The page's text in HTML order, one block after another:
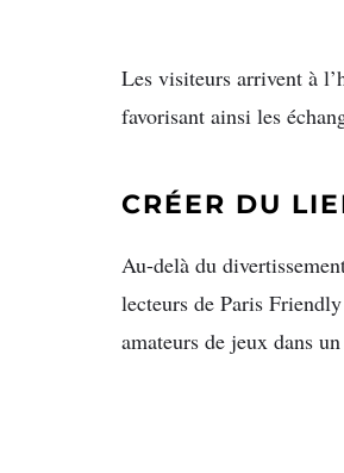
Les visiteurs arrivent à
favorisant ainsi les
CRÉER DU
Au-delà du
lecteurs de Paris
amateurs de jeux dans